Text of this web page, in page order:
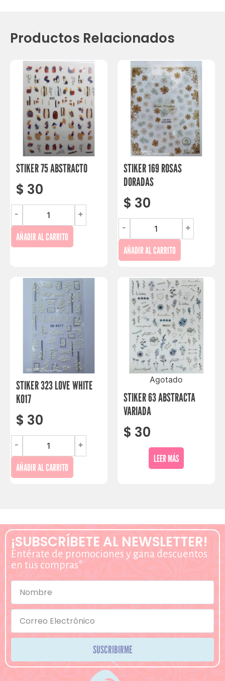
Productos Relacionados
STIKER 75 ABSTRACTO
$ 30
- +
AÑADIR AL CARRITO
STIKER 169 ROSAS
DORADAS
$ 30
- +
AÑADIR AL CARRITO
STIKER 323 LOVE WHITE
K017
$ 30
- +
AÑADIR AL CARRITO
Agotado
STIKER 63 ABSTRACTA
VARIADA
$ 30
LEER MÁS
¡SUBSCRÍBETE AL NEWSLETTER!
Entérate de promociones y gana descuentos
en tus compras*
SUSCRIBIRME